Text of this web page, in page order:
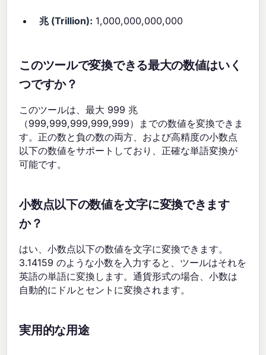
兆 (Trillion): 1,000,000,000,000
このツールで変換できる最大の数値はいく
つですか？
このツールは、最大 999 兆
（999,999,999,999,999）までの数値を変換できま
す。正の数と負の数の両方、および高精度の小数点
以下の数値をサポートしており、正確な単語変換が
可能です。
小数点以下の数値を文字に変換できます
か？
はい、小数点以下の数値を文字に変換できます。
3.14159 のような小数を入力すると、ツールはそれを
英語の単語に変換します。通貨形式の場合、小数は
自動的にドルとセントに変換されます。
実用的な用途